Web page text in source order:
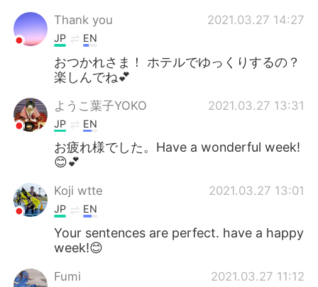
Thank you 2021.03.27 14:27
JP EN
おつかれさま！ ホテルでゆっくりするの？
楽しんでね💕
ようこ葉子YOKO 2021.03.27 13:31
JP EN
お疲れ様でした。Have a wonderful week!
😊💕
Koji wtte 2021.03.27 13:01
JP EN
Your sentences are perfect. have a happy
week!😊
Fumi 2021.03.27 11:12